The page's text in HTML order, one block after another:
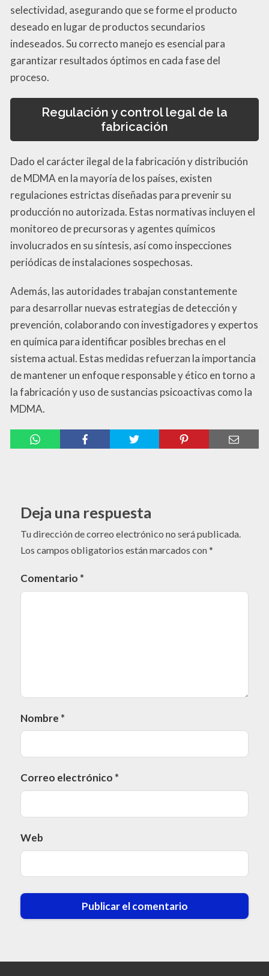
selectividad, asegurando que se forme el producto
deseado en lugar de productos secundarios
indeseados. Su correcto manejo es esencial para
garantizar resultados óptimos en cada fase del
proceso.
Regulación y control legal de la
fabricación
Dado el carácter ilegal de la fabricación y distribución
de MDMA en la mayoría de los países, existen
regulaciones estrictas diseñadas para prevenir su
producción no autorizada. Estas normativas incluyen el
monitoreo de precursoras y agentes químicos
involucrados en su síntesis, así como inspecciones
periódicas de instalaciones sospechosas.
Además, las autoridades trabajan constantemente
para desarrollar nuevas estrategias de detección y
prevención, colaborando con investigadores y expertos
en química para identificar posibles brechas en el
sistema actual. Estas medidas refuerzan la importancia
de mantener un enfoque responsable y ético en torno a
la fabricación y uso de sustancias psicoactivas como la
MDMA.
Deja una respuesta
Tu dirección de correo electrónico no será publicada.
Los campos obligatorios están marcados con*
Comentario *
Nombre *
Correo electrónico *
Web